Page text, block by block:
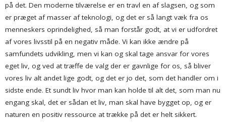
på det. Den moderne tilværelse er en travl en af slagsen, og som
er præget af masser af teknologi, og det er så langt væk fra os
menneskers oprindelighed, så man forstår godt, at vi er udfordret
af vores livsstil på en negativ måde. Vi kan ikke ændre på
samfundets udvikling, men vi kan og skal tage ansvar for vores
eget liv, og ved at træffe de valg der er gavnlige for os, så bliver
vores liv alt andet lige godt, og det er jo det, som det handler om i
sidste ende. Et sundt liv hvor man kan holde til alt det, som man nu
engang skal, det er sådan et liv, man skal have bygget op, og er
naturen en positiv ressource at trække på det er helt sikkert.